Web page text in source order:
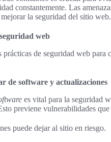
constantemente. Las
la seguridad del sitio web.
web
prácticas de seguridad web
de software y actualizaciones
es vital para la seguridad
previene vulnerabilidades
puede dejar al sitio en riesgo.